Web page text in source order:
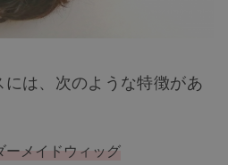
は、次のような特徴があ
ーメイドウィッグ